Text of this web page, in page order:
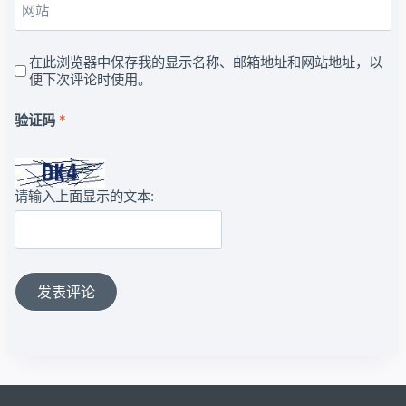
网站
在此浏览器中保存我的显示名称、邮箱地址和网站地址，以
便下次评论时使用。
验证码 *
请输入上面显示的文本: